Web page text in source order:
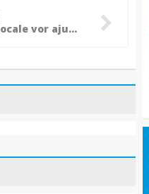
Autoritățile locale vor ajuta persoanele fizice la completarea și depunerea Declarației unice!